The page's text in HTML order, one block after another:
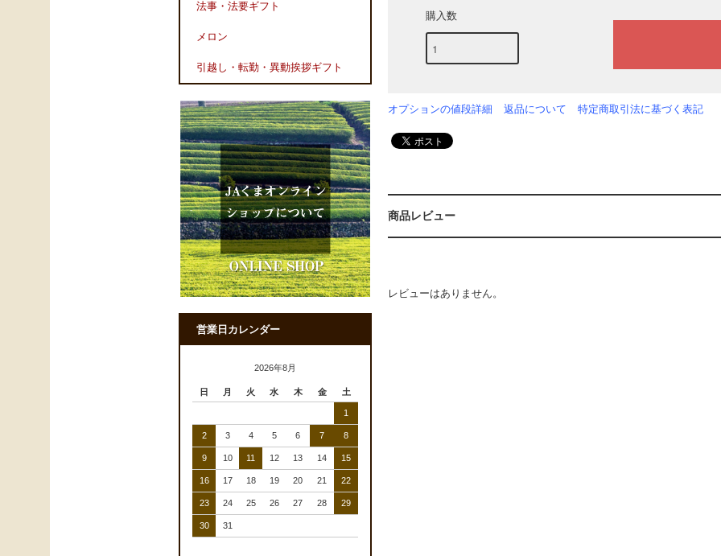
購入数
オプションの値段詳細 返品について 特定商取引法に基づく表記
商品レビュー
レビューはありません。
法事・法要ギフト
メロン
引越し・転勤・異動挨拶ギフト
営業日カレンダー
2026年8月
日 月 火 水 木 金 土
1
2 3 4 5 6 7 8
9 10 11 12 13 14 15
16 17 18 19 20 21 22
23 24 25 26 27 28 29
30 31